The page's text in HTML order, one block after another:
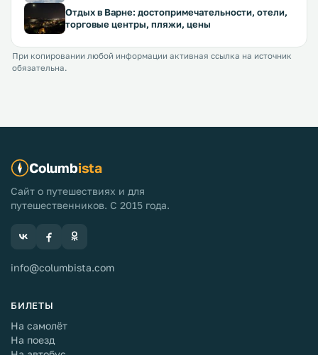
Отдых в Варне: достопримечательности, отели,
торговые центры, пляжи, цены
При копировании любой информации активная ссылка на источник
обязательна.
Columbista
Сайт о путешествиях и для
путешественников. С 2015 года.
info@columbista.com
БИЛЕТЫ
На самолёт
На поезд